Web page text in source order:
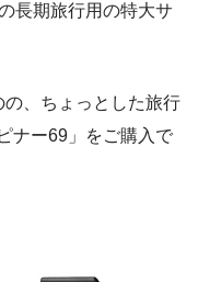
長期旅行用の特大サ
、ちょっとした旅行
ナー69」をご購入で